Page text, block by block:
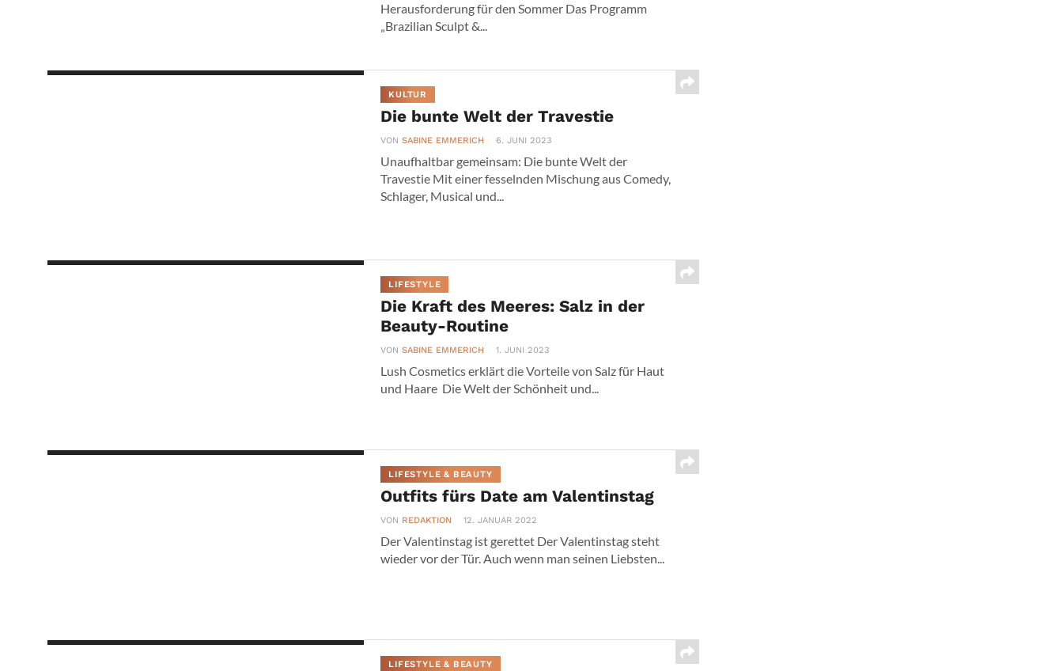
Herausforderung für den Sommer Das Programm
„Brazilian Sculpt &...
KULTUR
Die bunte Welt der Travestie
VONSABINE EMMERICH 6. JUNI 2023
Unaufhaltbar gemeinsam: Die bunte Welt der
Travestie Mit einer fesselnden Mischung aus Comedy,
Schlager, Musical und...
LIFESTYLE
Die Kraft des Meeres: Salz in der
Beauty-Routine
VONSABINE EMMERICH 1. JUNI 2023
Lush Cosmetics erklärt die Vorteile von Salz für Haut
und Haare Die Welt der Schönheit und...
LIFESTYLE & BEAUTY
Outfits fürs Date am Valentinstag
VON REDAKTION 12. JANUAR 2022
Der Valentinstag ist gerettet Der Valentinstag steht
wieder vor der Tür. Auch wenn man seinen Liebsten...
LIFESTYLE & BEAUTY